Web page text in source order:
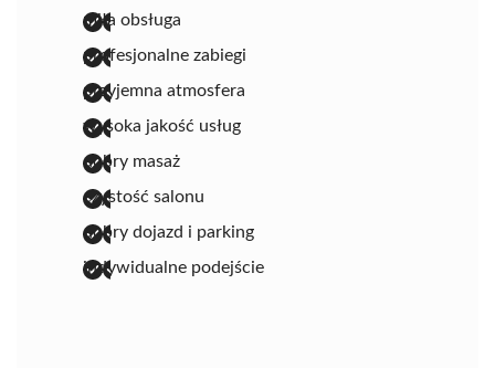
miła obsługa
profesjonalne zabiegi
przyjemna atmosfera
wysoka jakość usług
dobry masaż
czystość salonu
dobry dojazd i parking
indywidualne podejście